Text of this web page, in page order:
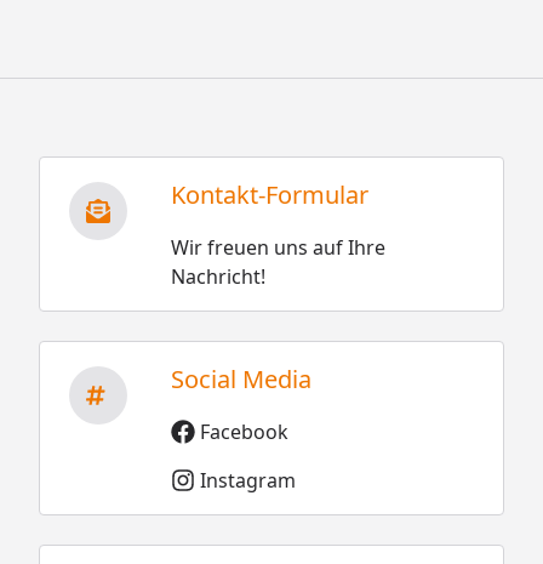
Kontakt-Formular
Wir freuen uns auf Ihre
Nachricht!
Social Media
Facebook
Instagram